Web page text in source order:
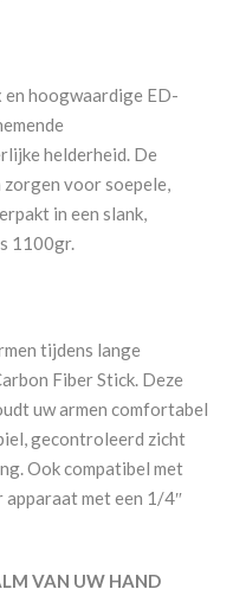
hoogwaardige ED-
helderheid. De
voor soepele,
in een slank,
1100gr.
tijdens lange
Fiber Stick. Deze
uw armen comfortabel
gecontroleerd zicht
Ook compatibel met
met een 1/4″
VAN UW HAND